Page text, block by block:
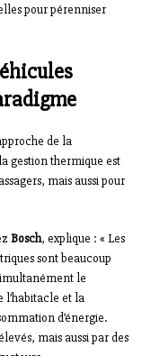
pour pérenniser
de la
gestion thermique est
mais aussi pour
Bosch, explique : « Les
sont beaucoup
le
l’habitacle et la
d’énergie.
mais aussi par des